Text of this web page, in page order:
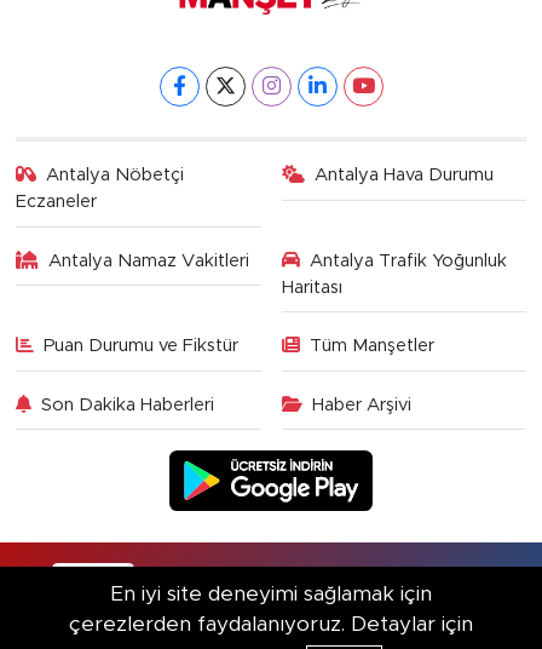
Antalya Nöbetçi
Eczaneler
Antalya Hava Durumu
Antalya Namaz Vakitleri
Antalya Trafik Yoğunluk
Haritası
Puan Durumu ve Fikstür Tüm Manşetler
Son Dakika Haberleri Haber Arşivi
En iyi site deneyimi sağlamak için
çerezlerden faydalanıyoruz. Detaylar için